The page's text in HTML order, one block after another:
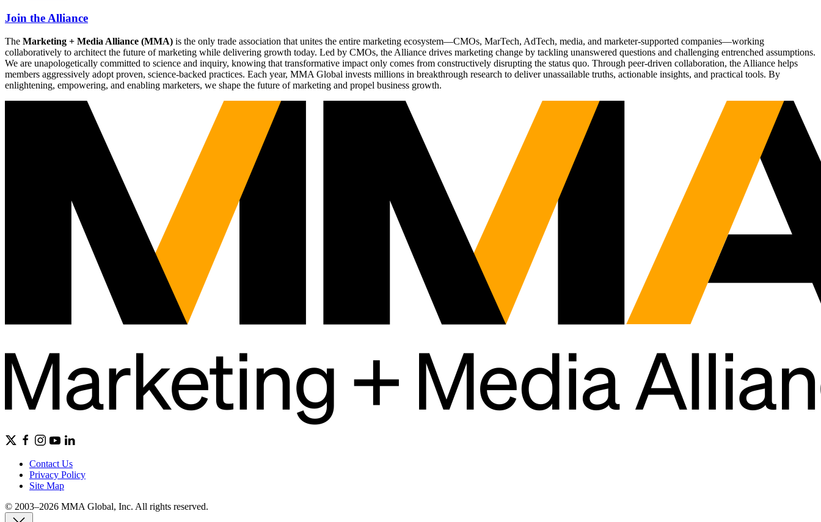
Join the Alliance
The Marketing + Media Alliance (MMA) is the only trade association that unites the entire marketing ecosystem—CMOs, MarTech, AdTech, media, and marketer-supported companies—working
collaboratively to architect the future of marketing while delivering growth today. Led by CMOs, the Alliance drives marketing change by tackling unanswered questions and challenging entrenched assumptions.
We are unapologetically committed to science and inquiry, knowing that transformative impact only comes from constructively disrupting the status quo. Through peer-driven collaboration, the Alliance helps
members aggressively adopt proven, science-backed practices. Each year, MMA Global invests millions in breakthrough research to deliver unassailable truths, actionable insights, and practical tools. By
enlightening, empowering, and enabling marketers, we shape the future of marketing and propel business growth.
Contact Us
Privacy Policy
Site Map
© 2003–2026 MMA Global, Inc. All rights reserved.